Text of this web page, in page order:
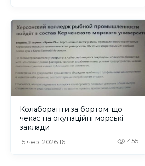
Колаборанти за бортом: що
чекає на окупаційні морські
заклади
15 чер. 2026 16:11 455